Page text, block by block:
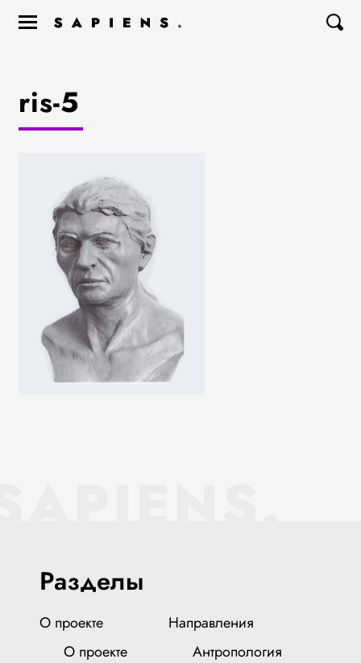
ris-5
Разделы
О проекте
О проекте
Направления
Антропология